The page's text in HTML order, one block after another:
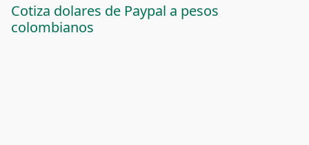
Cotiza dolares de Paypal a pesos
colombianos